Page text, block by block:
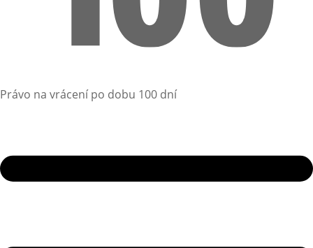
Právo na vrácení po dobu 100 dní